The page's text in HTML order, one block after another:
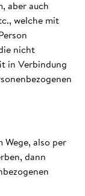
aber auch
welche mit
nicht
in Verbindung
Wege, also per
dann